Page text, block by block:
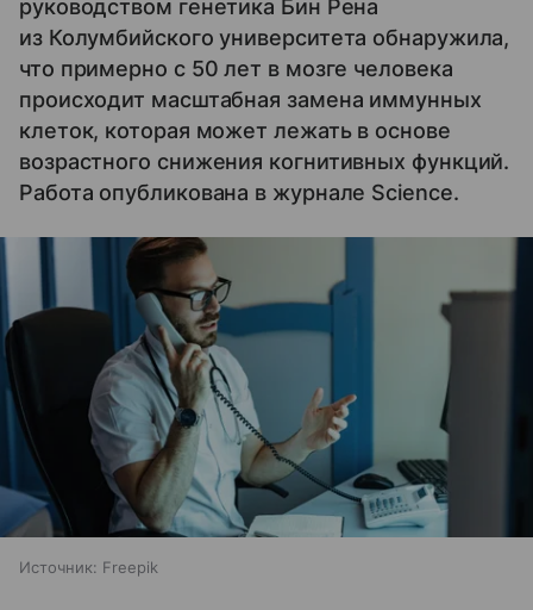
руководством генетика Бин Рена
из Колумбийского университета обнаружила,
что примерно с 50 лет в мозге человека
происходит масштабная замена иммунных
клеток, которая может лежать в основе
возрастного снижения когнитивных функций.
Работа опубликована в журнале Science.
Источник: Freepik